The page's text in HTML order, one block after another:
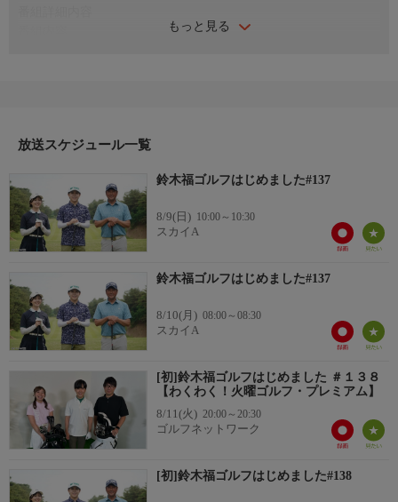
もっと見る
放送スケジュール一覧
鈴木福ゴルフはじめました#137
8/9(日) 10:00～10:30
スカイA
鈴木福ゴルフはじめました#137
8/10(月) 08:00～08:30
スカイA
[初]鈴木福ゴルフはじめました ＃１３８
【わくわく！火曜ゴルフ・プレミアム】
8/11(火) 20:00～20:30
ゴルフネットワーク
[初]鈴木福ゴルフはじめました#138